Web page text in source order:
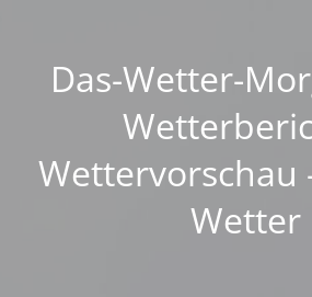
Das-Wetter-
Wettervorschau
Wetter